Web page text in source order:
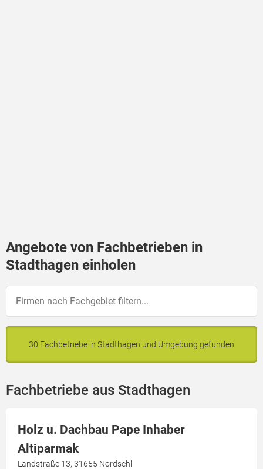
Angebote von Fachbetrieben in
Stadthagen einholen
30 Fachbetriebe in Stadthagen und Umgebung gefunden
Fachbetriebe aus Stadthagen
Holz u. Dachbau Pape Inhaber
Altiparmak
Landstraße 13, 31655 Nordsehl